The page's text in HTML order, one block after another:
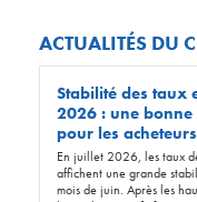
ACTUALITÉS DU
Stabilité des taux
2026 : une
pour les acheteurs
En juillet 2026, les taux
affichent une grande
mois de juin. Après les